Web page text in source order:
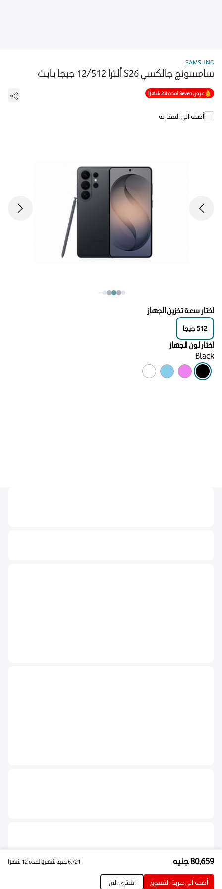
80,659 جنيه 6,721جنيه شهريًا لمدة 12 شهرًا
أضف الي عربة التسوق اشتري الآن
SAMSUNG
سامسونج جالكسي S26 ألترا 12/512 جيجا بايت
عرض Seven لمدة 24 شهرًا
أضف الى المقارنة
اختار سعة تخزين الجهاز
512جيجا
اختار لون الجهاز
Black